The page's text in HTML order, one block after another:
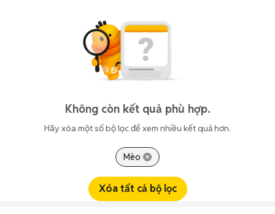
Không còn kết quả phù hợp.
Hãy xóa một số bộ lọc để xem nhiều kết quả hơn.
Mèo
Xóa tất cả bộ lọc